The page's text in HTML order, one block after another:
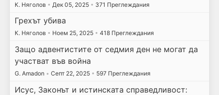
К. Няголов • Дек 05, 2025 • 371 Преглеждания
Грехът убива
К. Няголов • Ноем 25, 2025 • 418 Преглеждания
Защо адвентистите от седмия ден не могат да
участват във война
G. Amadon • Септ 22, 2025 • 597 Преглеждания
Исус, Законът и истинската справедливост: